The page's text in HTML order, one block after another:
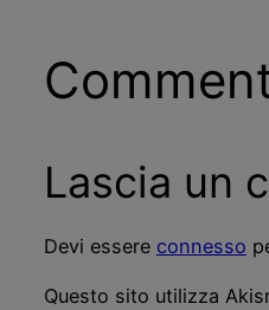
Lascia un
Devi essere connesso
Questo sito utilizza